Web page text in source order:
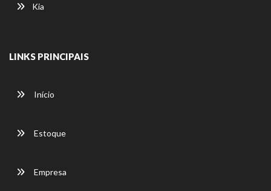
Kia
LINKS PRINCIPAIS
Início
Estoque
Empresa